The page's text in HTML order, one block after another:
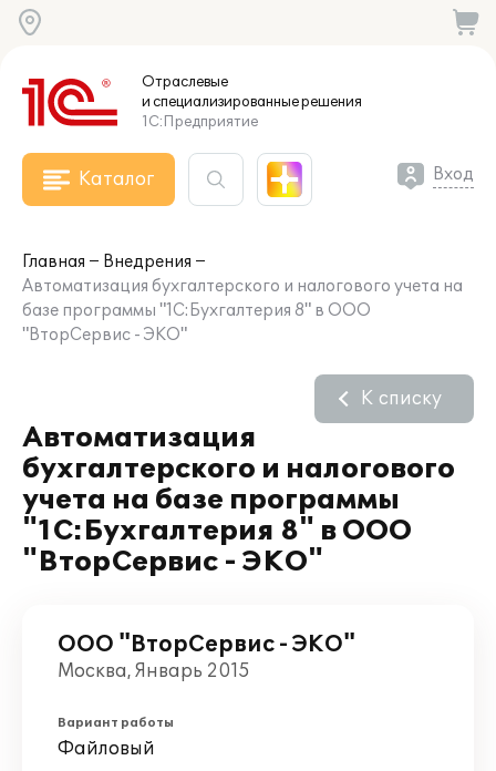
Отраслевые
и специализированныерешения
1С:Предприятие
Каталог Вход
Главная
Внедрения
Автоматизация бухгалтерского и налогового учета на
базе программы "1С:Бухгалтерия 8" в ООО
"ВторСервис - ЭКО"
Автоматизация
бухгалтерского и налогового
учета на базе программы
"1С:Бухгалтерия 8" в ООО
"ВторСервис - ЭКО"
К списку
ООО "ВторСервис - ЭКО"
Москва, Январь 2015
Вариант работы
Файловый